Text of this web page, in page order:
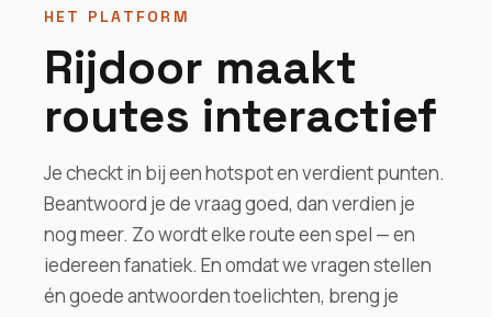
HET PLATFORM
Rijdoor maakt
routes interactief
Je checkt in bij een hotspot en verdient punten.
Beantwoord je de vraag goed, dan verdien je
nog meer. Zo wordt elke route een spel — en
iedereen fanatiek. En omdat we vragen stellen
én goede antwoorden toelichten, breng je